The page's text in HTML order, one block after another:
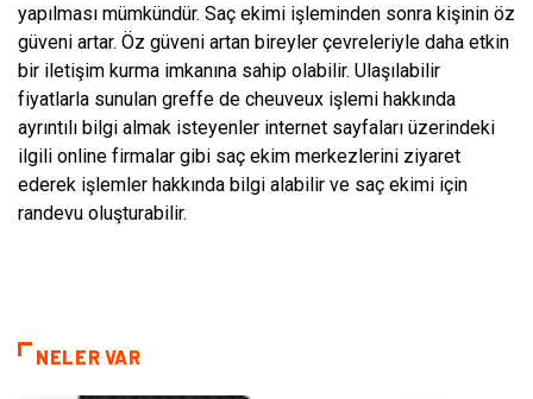
yapılması mümkündür. Saç ekimi işleminden sonra kişinin öz
güveni artar. Öz güveni artan bireyler çevreleriyle daha etkin
bir iletişim kurma imkanına sahip olabilir. Ulaşılabilir
fiyatlarla sunulan greffe de cheuveux işlemi hakkında
ayrıntılı bilgi almak isteyenler internet sayfaları üzerindeki
ilgili online firmalar gibi saç ekim merkezlerini ziyaret
ederek işlemler hakkında bilgi alabilir ve saç ekimi için
randevu oluşturabilir.
NELER VAR